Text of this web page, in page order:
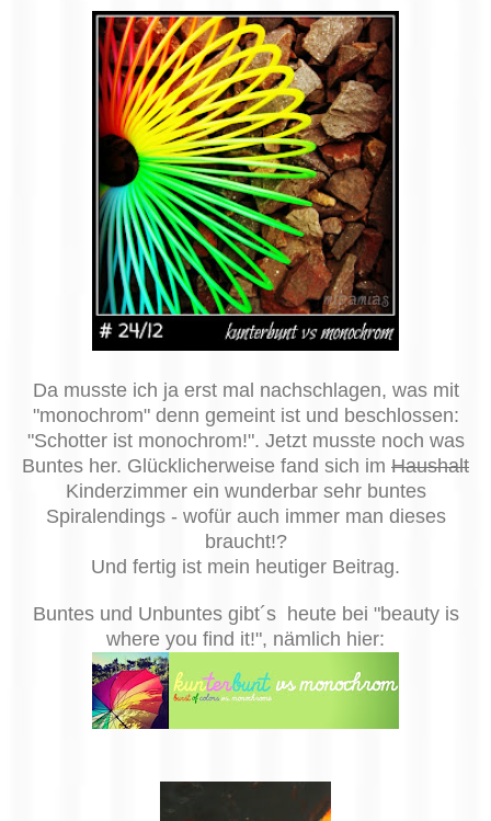
Da musste ich ja erst mal nachschlagen, was mit
"monochrom" denn gemeint ist und beschlossen:
"Schotter ist monochrom!". Jetzt musste noch was
Buntes her. Glücklicherweise fand sich im Haushalt
Kinderzimmer ein wunderbar sehr buntes
Spiralendings - wofür auch immer man dieses
braucht!?
Und fertig ist mein heutiger Beitrag.
Buntes und Unbuntes gibt´s heute bei "beauty is
where you find it!", nämlich hier: